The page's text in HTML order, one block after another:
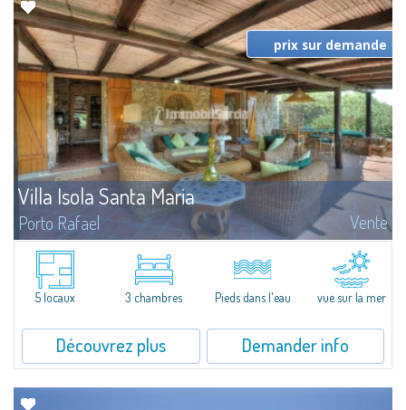
Villa Isola Santa Maria
Porto Rafael Vente
Une occasion unique de posséder l'une des rares propriétés existantes sur
la magnifique île de Santa Maria qui se trouve à l'extrême nord de la
Sardaigne, proche du détroit de Bonifacio. En outre, Santa Maria...
prix sur demande
5 locaux 3 chambres Pieds dans l'eau vue sur la mer
Découvrez plus Demander info